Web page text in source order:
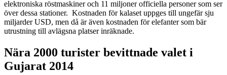
elektroniska röstmaskiner och 11 miljoner officiella personer som ser
över dessa stationer. Kostnaden för kalaset uppges till ungefär sju
miljarder USD, men då är även kostnaden för elefanter som bär
utrustning till avlägsna platser inräknade.
Nära 2000 turister bevittnade valet i
Gujarat 2014